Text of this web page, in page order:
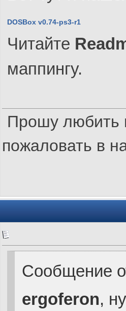
DOSBox v0.74-ps3-r1
Читайте
маппингу.
Прошу
пожаловать в
Сообщение
ergoferon,